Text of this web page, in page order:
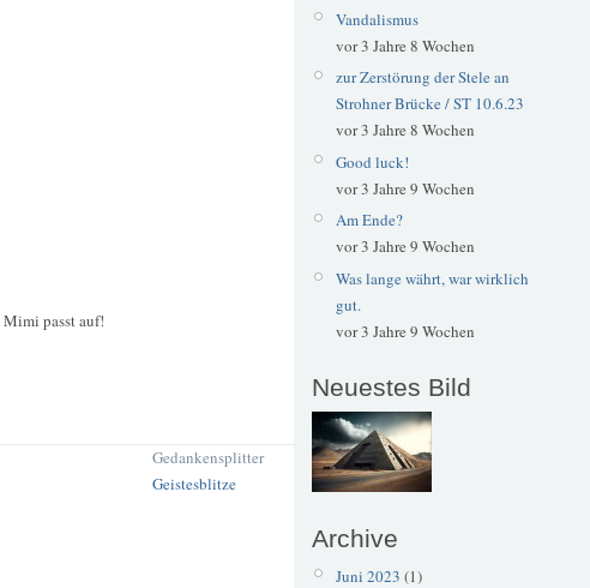
Mimi passt auf!
Gedankensplitter
Geistesblitze
Vandalismus
vor 3 Jahre 8 Wochen
zur Zerstörung der Stele an
Strohner Brücke / ST 10.6.23
vor 3 Jahre 8 Wochen
Good luck!
vor 3 Jahre 9 Wochen
Am Ende?
vor 3 Jahre 9 Wochen
Was lange währt, war wirklich
gut.
vor 3 Jahre 9 Wochen
Neuestes Bild
Archive
Juni 2023 (1)